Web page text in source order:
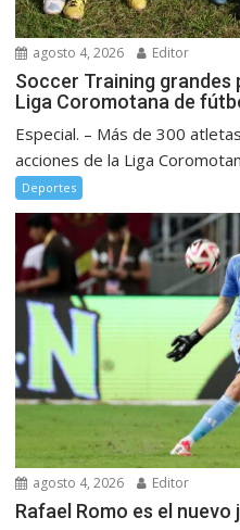
agosto 4, 2026 Editor
Soccer Training
Liga Coromotana de
Especial. – Más de 300
acciones de la Liga
Deportes
agosto 4, 2026 Editor
Rafael Romo es el nuevo